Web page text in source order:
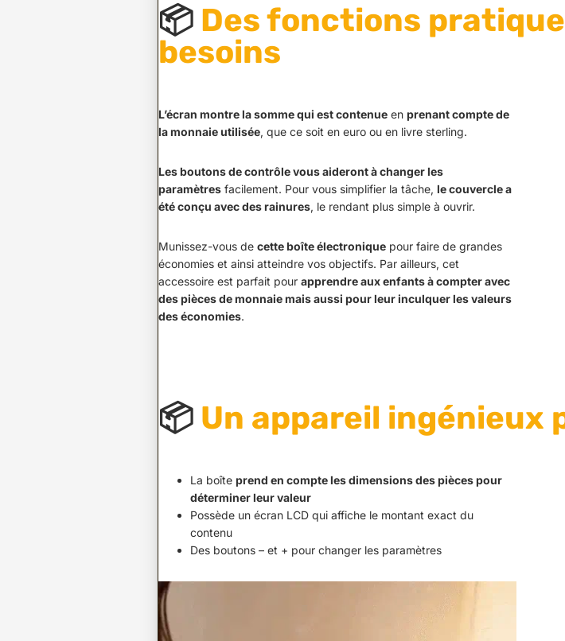
📦 Des fonctions
besoins
L’écran montre la somme qui est contenue en prenant compte de
la monnaie utilisée, que ce soit en euro ou en livre sterling.
Les boutons de contrôle vous aideront à changer les
paramètres facilement. Pour vous simplifier la tâche, le couvercle a
été conçu avec des rainures, le rendant plus simple à ouvrir.
Munissez-vous de cette boîte électronique pour faire de grandes
économies et ainsi atteindre vos objectifs. Par ailleurs, cet
accessoire est parfait pour apprendre aux enfants à compter avec
des pièces de monnaie mais aussi pour leur inculquer les valeurs
des économies.
📦 Un appareil ingénieux
La boîte prend en compte les dimensions des pièces pour
déterminer leur valeur
Possède un écran LCD qui affiche le montant exact du
contenu
Des boutons – et + pour changer les paramètres